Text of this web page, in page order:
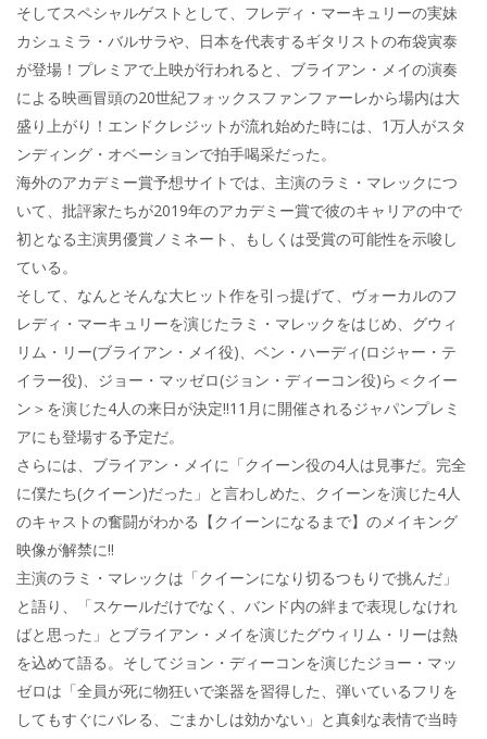
そしてスペシャルゲストとして、フレディ・マーキュリーの実妹
カシュミラ・バルサラや、日本を代表するギタリストの布袋寅泰
が登場！プレミアで上映が行われると、ブライアン・メイの演奏
による映画冒頭の20世紀フォックスファンファーレから場内は大
盛り上がり！エンドクレジットが流れ始めた時には、1万人がスタ
ンディング・オベーションで拍手喝采だった。
海外のアカデミー賞予想サイトでは、主演のラミ・マレックにつ
いて、批評家たちが2019年のアカデミー賞で彼のキャリアの中で
初となる主演男優賞ノミネート、もしくは受賞の可能性を示唆し
ている。
そして、なんとそんな大ヒット作を引っ提げて、ヴォーカルのフ
レディ・マーキュリーを演じたラミ・マレックをはじめ、グウィ
リム・リー(ブライアン・メイ役)、ベン・ハーディ(ロジャー・テ
イラー役)、ジョー・マッゼロ(ジョン・ディーコン役)ら＜クイー
ン＞を演じた4人の来日が決定!!11月に開催されるジャパンプレミ
アにも登場する予定だ。
さらには、ブライアン・メイに「クイーン役の4人は見事だ。完全
に僕たち(クイーン)だった」と言わしめた、クイーンを演じた4人
のキャストの奮闘がわかる【クイーンになるまで】のメイキング
映像が解禁に!!
主演のラミ・マレックは「クイーンになり切るつもりで挑んだ」
と語り、「スケールだけでなく、バンド内の絆まで表現しなけれ
ばと思った」とブライアン・メイを演じたグウィリム・リーは熱
を込めて語る。そしてジョン・ディーコンを演じたジョー・マッ
ゼロは「全員が死に物狂いで楽器を習得した、弾いているフリを
してもすぐにバレる、ごまかしは効かない」と真剣な表情で当時